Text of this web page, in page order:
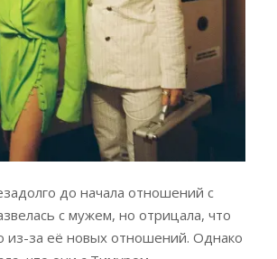
до начала отношений с
с мужем, но отрицала, что
из-за её новых отношений. Однако